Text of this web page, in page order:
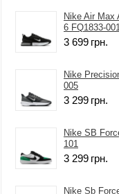
Nike Air Max
6 FQ1833-
3 699 грн.
Nike
005
3 299 грн.
Nike SB
101
3 299 грн.
Nike Sb